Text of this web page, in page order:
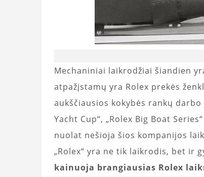
Mechaniniai laikrodžiai šiandien
atpažįstamų yra Rolex prekės
aukščiausios kokybės rankų
Yacht Cup“, „Rolex Big Boat
nuolat nešioja šios kompanijos
„Rolex“ yra ne tik laikrodis, bet ir
kainuoja brangiausias Rolex